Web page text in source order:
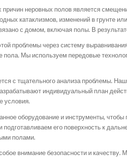
неровных полов является
катаклизмов, изменений в грунте
с домом, включая полы. В
проблемы через систему
пола. Мы используем передовые
с тщательного анализа проблемы.
индивидуальный план
условия.
оборудование и инструменты,
подготавливаем его поверхность к
полами.
внимание безопасности и